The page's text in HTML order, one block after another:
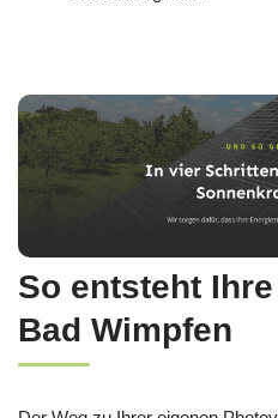
So entsteht
Bad Wimpfen